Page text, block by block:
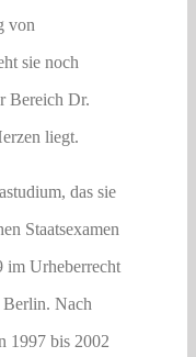
von
sie noch
Bereich Dr.
liegt.
das sie
Staatsexamen
im Urheberrecht
Nach
1997 bis 2002